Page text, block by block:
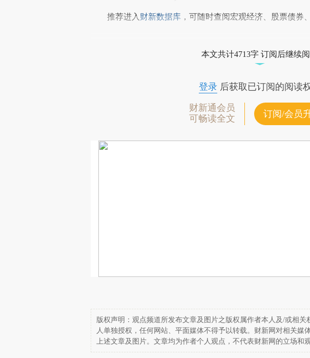
推荐进入 财新数据库 ，可随时查阅宏观经济、股票债券
本文共计4713字 订阅后继续
登录后获取已订阅的阅读
财新通会员
可畅读全文
订阅/会员
版权声明：观点频道所发布文章及图片之版权属作者本人及/或相关
人单独授权，任何网站、平面媒体不得予以转载。财新网对相关媒
上述文章及图片。文章均为作者个人观点，不代表财新网的立场和观